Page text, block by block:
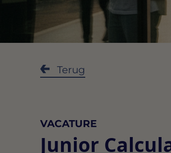
Terug
VACATURE
Junior